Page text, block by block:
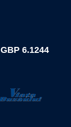
GBP 6.1244